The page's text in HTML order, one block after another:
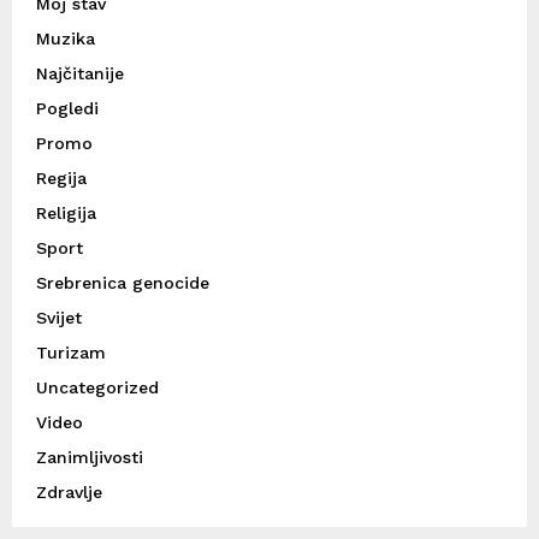
Muzika
Najčitanije
Pogledi
Promo
Regija
Religija
Sport
Srebrenica genocide
Svijet
Turizam
Uncategorized
Video
Zanimljivosti
Zdravlje